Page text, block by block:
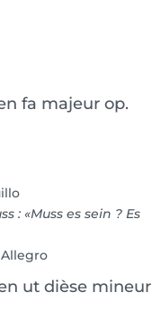
fa majeur op.
: «Muss es sein ? Es
ut dièse mineur